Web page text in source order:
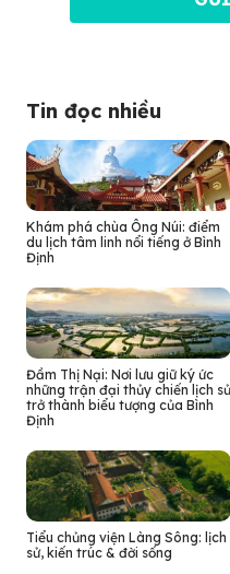
Tin đọc nhiều
Khám phá chùa Ông Núi: điểm
du lịch tâm linh nổi tiếng ở Bình
Định
Đầm Thị Nại: Nơi lưu giữ ký ức
những trận đại thủy chiến lịch sử
trở thành biểu tượng của Bình
Định
Tiểu chủng viện Làng Sông: lịch
sử, kiến trúc & đời sống